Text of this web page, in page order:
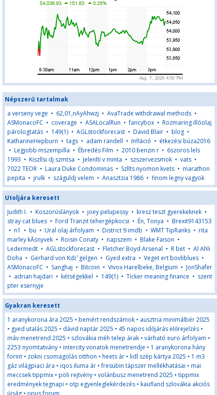
Népszerű tartalmak
a verseny vege • 62,01,nAyAhwzj • AvaTrade withdrawal methods •
ASMonacoFC • coverage • ASALocalRun •fancybox • Rozmaring illóolaj
párologtatás • 149(1) • AGLstockforecast • David Blair • blog •
KatharineHepburn • tags • adam randell • Infláció • étkezési búza2016
• Legjobb mszempilla • Ébredés Film • 2010 benzin r • 6szoros lels
1993 • Kiszllsi dj szmtsa • Jelenlti v minta • szszervezsmok • vats •
7022 TEOR • Laura Duke Condominas • Szllts nyomon kvets • marathon
pepita • jrulk • száguldj velem • Anasztzia 1986 • finom legny vagyok
Utoljára keresett
Judith I. • Koszorúslányok • joey pelupessy • kresz teszt gyerekeknek •
stray cat blues • Ford Tranzit tehergépkocsi • Én, Tonya • Brexit9143153
• n1 • bu • Ural olaj árfolyam • District 9 imdb • WMT TipRanks • rita
marley kĂśnyvek • Roisin Conaty • napszem • Blake Faison •
Ledermedt • AGLstockforecast • Fletcher Boyd Arsenal • R bet • Al Ahli
Doha • Gerhard von Kďż˝gelgen • Gyed extra • Veget ert bovliblues •
ASMonacoFC • Sanghaj • Bitcoin • Vivox Harelbeke, Belgium • JonShafer
• adrian hajdari • kétségekkel • 149(1) • Ticker meaning finance • szent
pter esernyje
Gyakran keresett
1 aranykorona ára 2025 • bemért rendszámok • ausztria minimálbér 2025
• gyed utalás 2025 • dávid naptár 2025 • 45 napos időjárás előrejelzés •
máv menetrend 2025 • szlovákia méh telep árak • várható euro árfolyam •
2253 nyomtatvány • intercity vonatok menetrendje • 1 aranykorona hány
forint • zokni csomagolás otthon • heets ár • lidl szép kártya 2025 • 1 m3
gáz világpiaci ára • iqos iluma ár •fresubin tápszer mellékhatásai • mai
meccsek tippmix • pöli rejtvény • volánbusz menetrend 2025 • tippmix
eredmények tegnapi • otp egyenleglekérdezés • kaufland szlovákia akciós
újság • opus forum